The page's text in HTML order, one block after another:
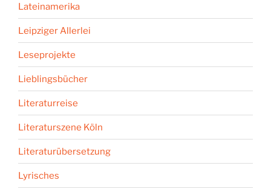
Lateinamerika
Leipziger Allerlei
Leseprojekte
Lieblingsbücher
Literaturreise
Literaturszene Köln
Literaturübersetzung
Lyrisches